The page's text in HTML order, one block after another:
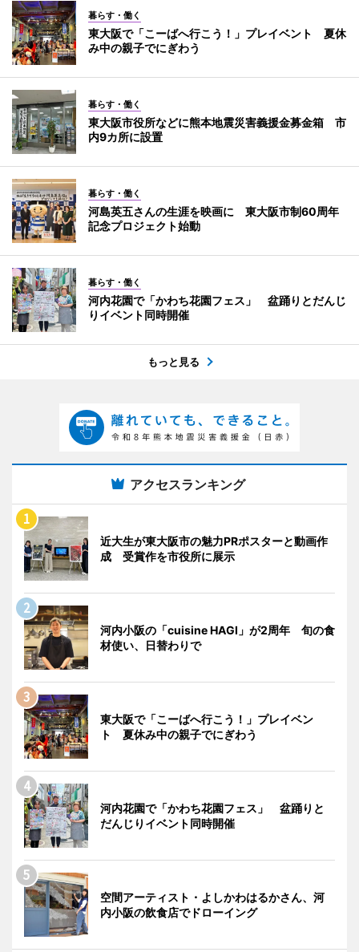
暮らす・働く
東大阪で「こーばへ行こう！」プレイベント 夏休
み中の親子でにぎわう
暮らす・働く
東大阪市役所などに熊本地震災害義援金募金箱 市
内9カ所に設置
暮らす・働く
河島英五さんの生涯を映画に 東大阪市制60周年
記念プロジェクト始動
暮らす・働く
河内花園で「かわち花園フェス」 盆踊りとだんじ
りイベント同時開催
もっと見る
アクセスランキング
近大生が東大阪市の魅力PRポスターと動画作
成 受賞作を市役所に展示
河内小阪の「cuisine HAGI」が2周年 旬の食
材使い、日替わりで
東大阪で「こーばへ行こう！」プレイベン
ト 夏休み中の親子でにぎわう
河内花園で「かわち花園フェス」 盆踊りと
だんじりイベント同時開催
空間アーティスト・よしかわはるかさん、河
内小阪の飲食店でドローイング